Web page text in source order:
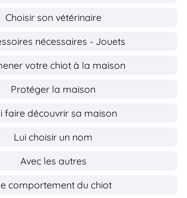
Choisir son vétérinaire
nécessaires - Jouets
votre chiot à la maison
Protéger la maison
faire découvrir sa maison
Lui choisir un nom
Avec les autres
comportement du chiot